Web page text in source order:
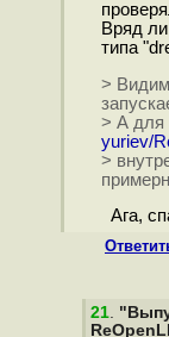
Вряд
типа
>
> А для
yuriev/
>
Ага,
21.